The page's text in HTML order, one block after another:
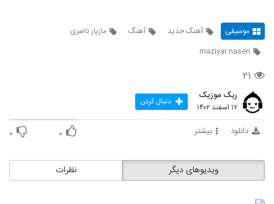
موسیقی آهنگ جدید آهنگ
مازیار ناصری
maziyar naseri
۲۱
ربک موزیک
۱۲ اسفند ۱۴۰۲ دنبال کردن
دانلود بیشتر ۰ ۰
نظرات ویدیوهای دیگر